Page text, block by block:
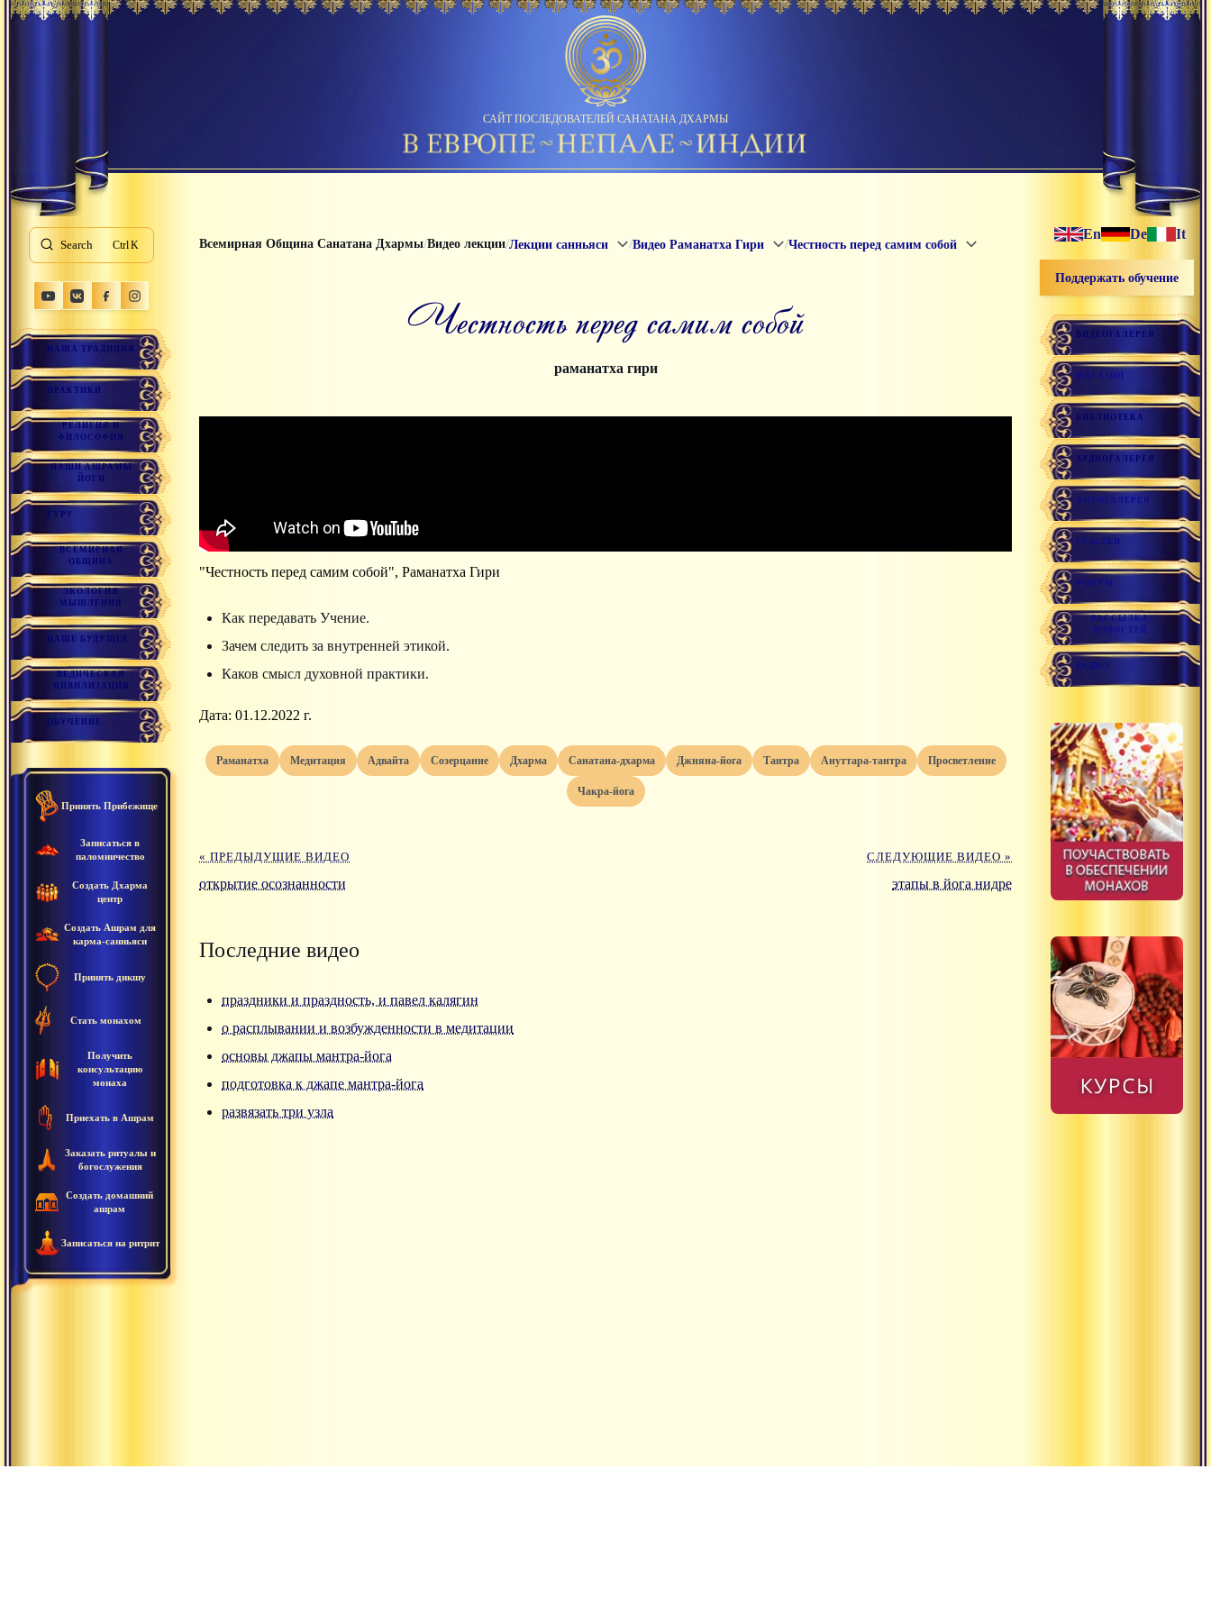
САЙТ ПОСЛЕДОВАТЕЛЕЙ САНАТАНА ДХАРМЫ
Search K
НАША ТРАДИЦИЯ
ПРАКТИКИ
РЕЛИГИЯ И
ФИЛОСОФИЯ
НАШИ АШРАМЫ
ЙОГИ
ГУРУ
ВСЕМИРНАЯ
ОБЩИНА
ЭКОЛОГИЯ
МЫШЛЕНИЯ
НАШЕ БУДУЩЕЕ
ВЕДИЧЕСКАЯ
ЦИВИЛИЗАЦИЯ
ОБУЧЕНИЕ
Принять Прибежище
Записаться в
паломничество
Создать Дхарма
центр
Создать Ашрам для
карма-санньяси
Принять дикшу
Стать монахом
Получить
консультацию
монаха
Приехать в Ашрам
Заказать ритуалы и
богослужения
Создать домашний
ашрам
Записаться на ритрит
Всемирная Община Санатана Дхармы/Видео лекции/Лекции санньяси /Видео Раманатха Гири /Честность перед самим собой
честность перед самим собой
раманатха гири
"Честность перед самим собой", Раманатха Гири
Как передавать Учение.
Зачем следить за внутренней этикой.
Каков смысл духовной практики.
Дата: 01.12.2022 г.
раманатха медитация адвайта созерцание дхарма санатана-дхарма джняна-йога тантра ануттара-тантра просветление
чакра-йога
« ПРЕДЫДУЩИЕ ВИДЕО
открытие осознанности
СЛЕДУЮЩИЕ ВИДЕО »
этапы в йога нидре
Последние видео
праздники и праздность, и павел калягин
о расплывании и возбужденности в медитации
основы джапы мантра-йога
подготовка к джапе мантра-йога
развязать три узла
En De It
Поддержать обучение
ВИДЕОГАЛЕРЕЯ
МАГАЗИН
БИБЛИОТЕКА
АУДИОГАЛЕРЕЯ
ФОТОГАЛЕРЕЯ
ССЫЛКИ
ФОРУМ
РАССЫЛКА
НОВОСТЕЙ
РАДИО